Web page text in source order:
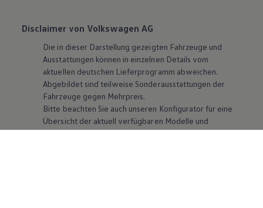
Disclaimer von Volkswagen AG
Die in dieser Darstellung gezeigten Fahrzeuge und
Ausstattungen können in einzelnen Details vom
aktuellen deutschen Lieferprogramm abweichen.
Abgebildet sind teilweise Sonderausstattungen der
Fahrzeuge gegen Mehrpreis.
Bitte beachten Sie auch unseren Konfigurator für eine
Übersicht der aktuell verfügbaren Modelle und
Ausstattungen.